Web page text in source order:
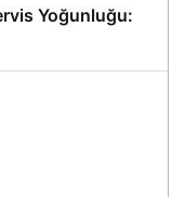
Yoğunluğu: